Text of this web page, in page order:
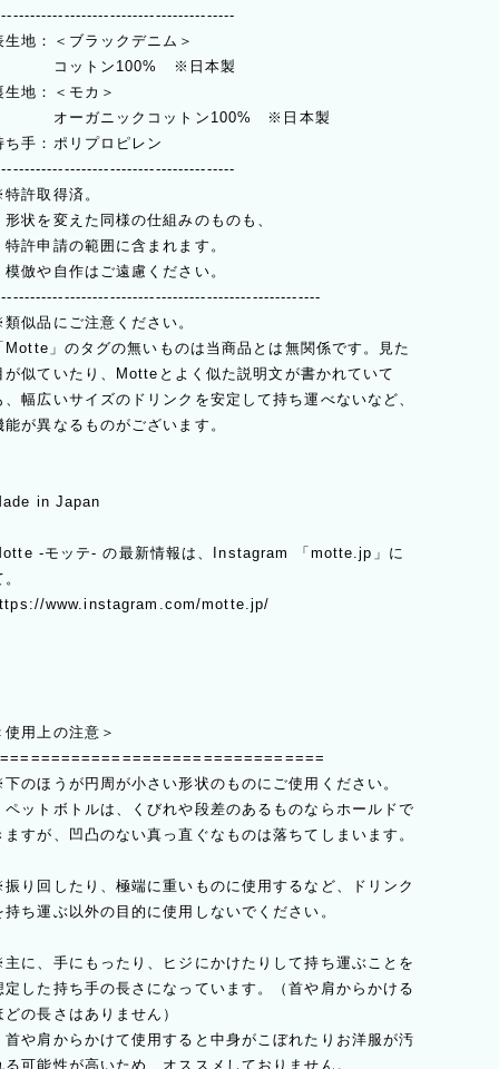
生地：＜ブラックデニム＞
ットン100% ※日本製
生地：＜モカ＞
ーガニックコットン100% ※日本製
ち手：ポリプロピレン
許取得済。
状を変えた同様の仕組みのものも、
許申請の範囲に含まれます。
倣や自作はご遠慮ください。
似品にご注意ください。
Motte」のタグの無いものは当商品とは無関係です。見た
が似ていたり、Motteとよく似た説明文が書かれていて
、幅広いサイズのドリンクを安定して持ち運べないなど、
能が異なるものがございます。
in Japan
-モッテ- の最新情報は、Instagram 「motte.jp」に
www.instagram.com/motte.jp/
使用上の注意＞
のほうが円周が小さい形状のものにご使用ください。
ットボトルは、くびれや段差のあるものならホールドで
ますが、凹凸のない真っ直ぐなものは落ちてしまいます。
り回したり、極端に重いものに使用するなど、ドリンク
持ち運ぶ以外の目的に使用しないでください。
に、手にもったり、ヒジにかけたりして持ち運ぶことを
定した持ち手の長さになっています。（首や肩からかける
どの長さはありません）
や肩からかけて使用すると中身がこぼれたりお洋服が汚
る可能性が高いため、オススメしておりません。